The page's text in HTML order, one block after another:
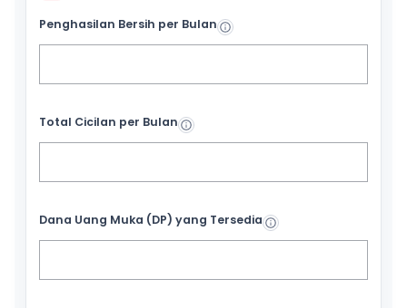
Penghasilan Bersih per Bulan
Total Cicilan per Bulan
Dana Uang Muka (DP) yang Tersedia